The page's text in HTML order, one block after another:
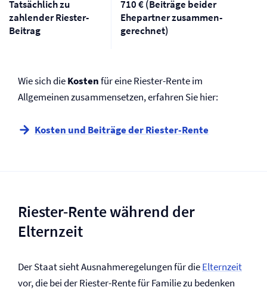
Tatsächlich zu
zahlender Riester-
Beitrag
710 € (Beiträge beider
Ehepartner zusammen­
gerechnet)
Wie sich dieKostenfür eine Riester-Rente im
Allgemeinen zusammensetzen, erfahren Sie hier:
Kosten und Beiträge der Riester-Rente
Riester-Rente während der
Elternzeit
Der Staat sieht Ausnahmeregelungen für dieElternzeit
vor, die bei der Riester-Rente für Familie zu bedenken